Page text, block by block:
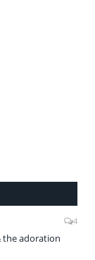
4
the adoration